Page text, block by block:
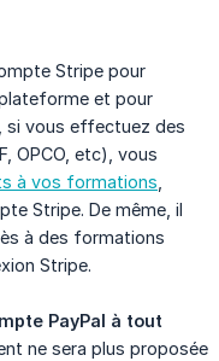
Stripe pour
et pour
si vous effectuez des
OPCO, etc), vous
à vos formations
Stripe. De même, il
à des formations
Stripe.
PayPal à tout
ne sera plus proposée